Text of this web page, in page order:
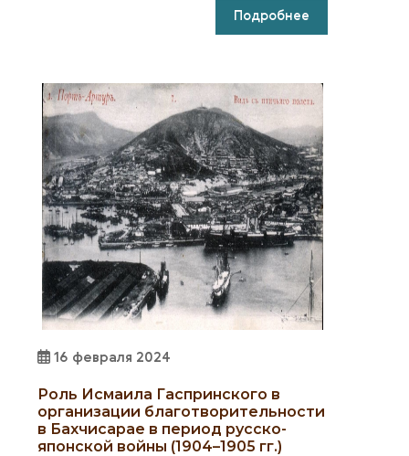
Подробнее
16 февраля 2024
Роль Исмаила Гаспринского в
организации благотворительности
в Бахчисарае в период русско-
японской войны (1904–1905 гг.)